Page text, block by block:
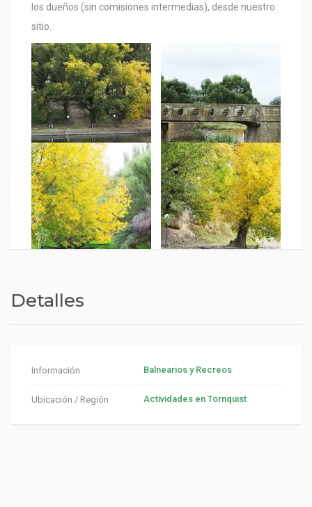
los dueños (sin comisiones intermedias), desde nuestro
sitio.
Detalles
Información Balnearios y Recreos
Ubicación / Región Actividades en Tornquist